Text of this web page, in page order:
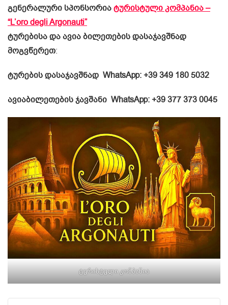
გენერალური სპონსორიატურისტული კომპანია –
“L’oro degli Argonauti”
ტურებისა და ავია ბილეთების დასაჯავშნად
მოგვწერეთ:
ტურების დასაჯავშნად WhatsApp: +39 349 180 5032
ავიაბილეთების ჯავშანი WhatsApp: +39 377 373 0045
ტურისტული კომპანია